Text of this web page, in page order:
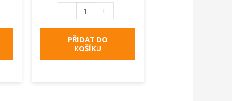
-
Tomíno
množství
+
PŘIDAT DO
KOŠÍKU